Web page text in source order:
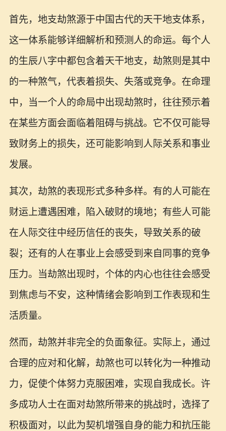
首先，地支劫煞源于中国古代的天干地支体系，
这一体系能够详细解析和预测人的命运。每个人
的生辰八字中都包含着天干地支，劫煞则是其中
的一种煞气，代表着损失、失落或竞争。在命理
中，当一个人的命局中出现劫煞时，往往预示着
在某些方面会面临着阻碍与挑战。它不仅可能导
致财务上的损失，还可能影响到人际关系和事业
发展。
其次，劫煞的表现形式多种多样。有的人可能在
财运上遭遇困难，陷入破财的境地；有些人可能
在人际交往中经历信任的丧失，导致关系的破
裂；还有的人在事业上会感受到来自同事的竞争
压力。当劫煞出现时，个体的内心也往往会感受
到焦虑与不安，这种情绪会影响到工作表现和生
活质量。
然而，劫煞并非完全的负面象征。实际上，通过
合理的应对和化解，劫煞也可以转化为一种推动
力，促使个体努力克服困难，实现自我成长。许
多成功人士在面对劫煞所带来的挑战时，选择了
积极面对，以此为契机增强自身的能力和抗压能